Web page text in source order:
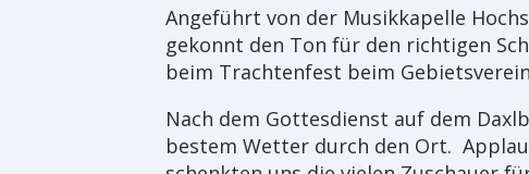
Angeführt von der Musikkapelle
gekonnt den Ton für den richtigen
beim Trachtenfest beim
Nach dem Gottesdienst auf dem
bestem Wetter durch den Ort.